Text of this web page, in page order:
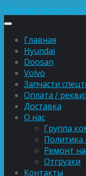
Подберу запчасть
Главная
Hyundai
Doosan
Volvo
Запчасти
Оплата /
Доставка
О нас
Группа
Политика
Ремонт
Отгрузки
Контакты